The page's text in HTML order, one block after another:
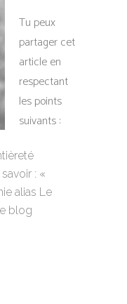
Tu peux
partager cet
article en
respectant
les points
suivants :
: «
alias Le
blog